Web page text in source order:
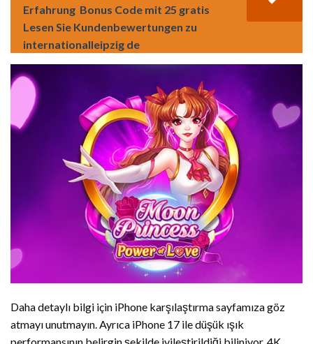
Erfahrung ️ Bonus Code mit 25 gratis
Lesen Sie Kundenbewertungen zu
internationalleipzig de
Daha detaylı bilgi için iPhone karşılaştırma sayfamıza göz
atmayı unutmayın. Ayrıca iPhone 17 ile düşük ışık
performansının belirgin şekilde iyileştirildiği biliniyor. 4K